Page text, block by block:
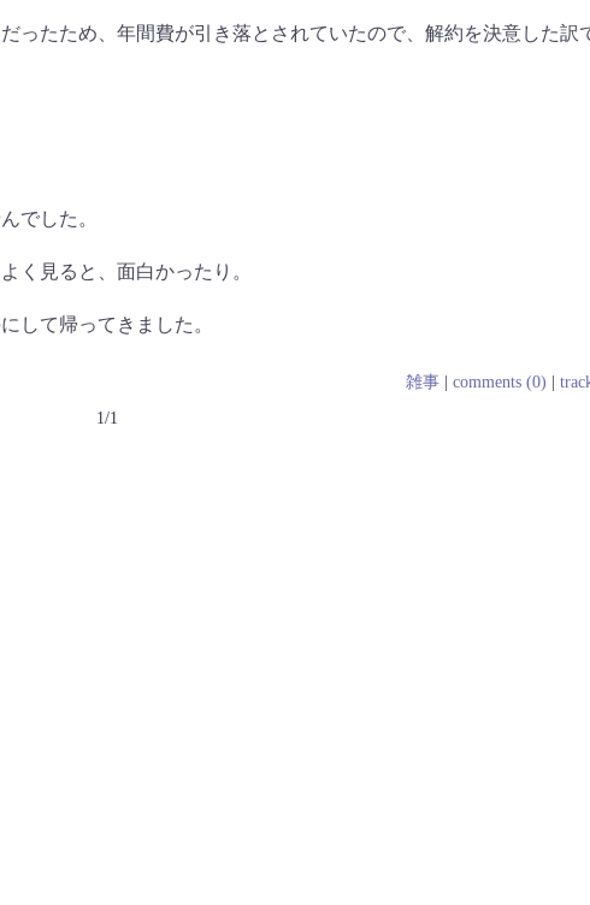
ったため、年間費が引き落とされていたので、解約を決意した訳
でした。
く見ると、面白かったり。
して帰ってきました。
雑事| comments (0) |
1/1